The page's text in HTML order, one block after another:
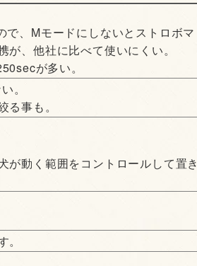
、Mモードにしないとストロボマ
、他社に比べて使いにくい。
が多い。
。
事も。
が動く範囲をコントロールして置き